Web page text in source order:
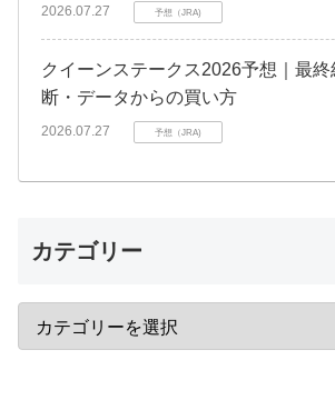
2026.07.27 予想（JRA)
クイーンステークス2026予想｜最
断・データからの買い方
2026.07.27 予想（JRA)
カテゴリー